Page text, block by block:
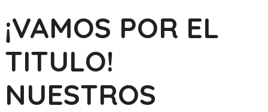
¡VAMOS POR EL
TITULO!
NUESTROS